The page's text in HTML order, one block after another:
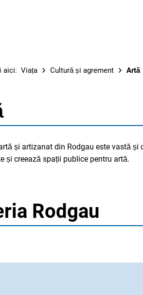
aici: Viața Cultură și agrement Artă
și artizanat din Rodgau este vastă
și creează spații publice pentru artă.
Rodgau